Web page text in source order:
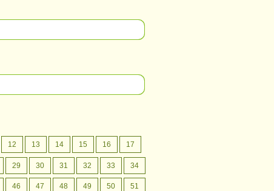
12 13 14 15 16 17
29 30 31 32 33 34
46 47 48 49 50 51